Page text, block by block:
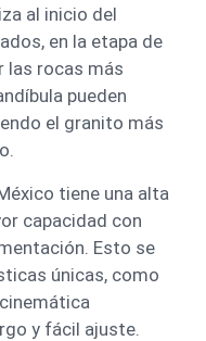
al inicio del
en la etapa de
las rocas más
pueden
el granito más
tiene una alta
capacidad con
Esto se
únicas, como
y fácil ajuste.